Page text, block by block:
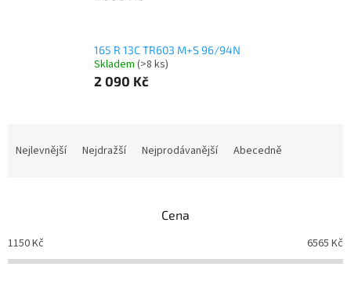
165 R 13C TR603 M+S 96/94N
Skladem (>8 ks)
2 090 Kč
p
r
o
Nejlevnější Nejdražší Nejprodávanější Abecedně
Cena
1150Kč 6565 Kč